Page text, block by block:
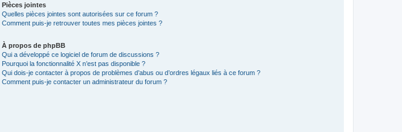
Pièces jointes
Quelles pièces jointes sont autorisées sur ce forum ?
Comment puis-je retrouver toutes mes pièces jointes ?
À propos de phpBB
Qui a développé ce logiciel de forum de discussions ?
Pourquoi la fonctionnalité X n’est pas disponible ?
Qui dois-je contacter à propos de problèmes d’abus ou d’ordres légaux liés à ce forum ?
Comment puis-je contacter un administrateur du forum ?